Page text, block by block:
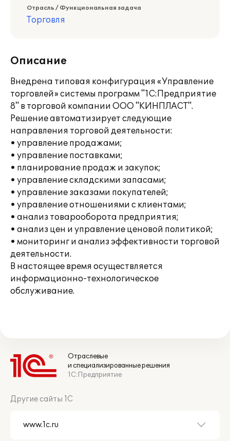
Отрасль / Функциональная задача
Торговля
Описание
Внедрена типовая конфигурация «Управление
торговлей» системы программ "1С:Предприятие
8" в торговой компании ООО "КИНПЛАСТ".
Решение автоматизирует следующие
направления торговой деятельности:
• управление продажами;
• управление поставками;
• планирование продаж и закупок;
• управление складскими запасами;
• управление заказами покупателей;
• управление отношениями с клиентами;
• анализ товарооборота предприятия;
• анализ цен и управление ценовой политикой;
• мониторинг и анализ эффективности торговой
деятельности.
В настоящее время осуществляется
информационно-технологическое
обслуживание.
Отраслевые
и специализированные решения
1С:Предприятие
Другие сайты 1С